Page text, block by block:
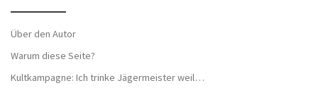
Über den Autor
Warum diese Seite?
Kultkampagne: Ich trinke Jägermeister weil…